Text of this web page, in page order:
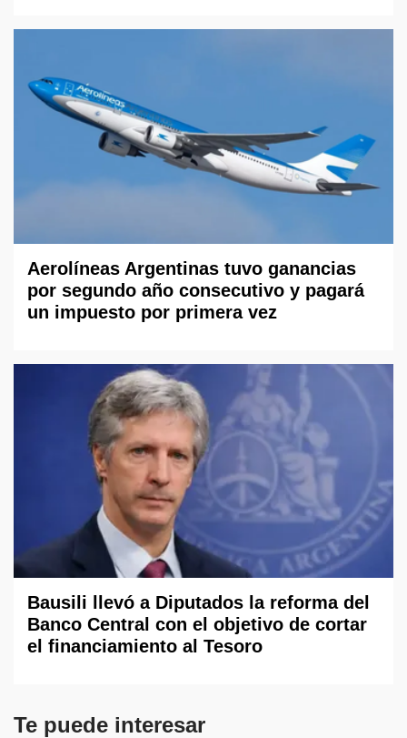
Aerolíneas Argentinas tuvo ganancias
por segundo año consecutivo y pagará
un impuesto por primera vez
Bausili llevó a Diputados la reforma del
Banco Central con el objetivo de cortar
el financiamiento al Tesoro
Te puede interesar